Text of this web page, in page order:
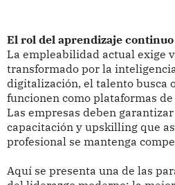
El rol del aprendizaje continuo
La empleabilidad actual exige
transformado por la
digitalización, el talento busca
funcionen como plataformas
Las empresas deben
capacitación y upskilling que
profesional se mantenga
Aquí se presenta una de las